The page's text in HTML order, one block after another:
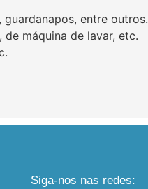
entre outros.
máquina de lavar, etc.
Siga-nos nas redes: